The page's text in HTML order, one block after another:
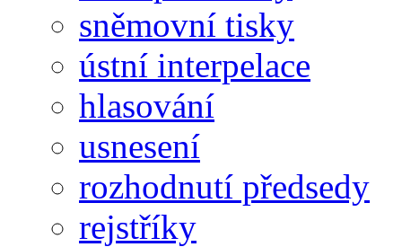
sněmovní tisky
ústní interpelace
hlasování
usnesení
rozhodnutí předsedy
rejstříky